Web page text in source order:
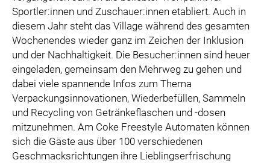
Sportler:innen und Zuschauer:innen etabliert. Auch in
diesem Jahr steht das Village während des gesamten
Wochenendes wieder ganz im Zeichen der Inklusion
und der Nachhaltigkeit. Die Besucher:innen sind heuer
eingeladen, gemeinsam den Mehrweg zu gehen und
dabei viele spannende Infos zum Thema
Verpackungsinnovationen, Wiederbefüllen, Sammeln
und Recycling von Getränkeflaschen und -dosen
mitzunehmen. Am Coke Freestyle Automaten können
sich die Gäste aus über 100 verschiedenen
Geschmacksrichtungen ihre Lieblingserfrischung